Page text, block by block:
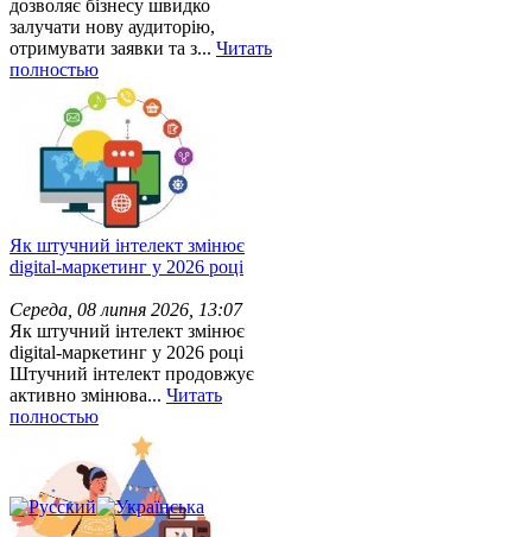
дозволяє бізнесу швидко
залучати нову аудиторію,
отримувати заявки та з... Читать
полностью
Як штучний інтелект змінює
digital-маркетинг у 2026 році
Середа, 08 липня 2026, 13:07
Як штучний інтелект змінює
digital-маркетинг у 2026 році
Штучний інтелект продовжує
активно змінюва... Читать
полностью